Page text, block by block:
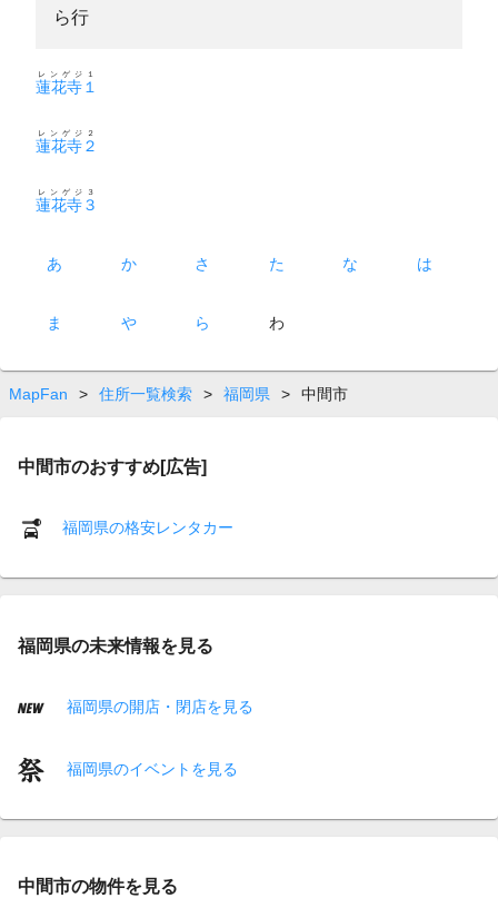
ら行
蓮花寺１
レンゲジ１
蓮花寺２
レンゲジ２
蓮花寺３
レンゲジ３
あ か さ た な は
ま や ら わ
MapFan > 住所一覧検索 > 福岡県 > 中間市
中間市のおすすめ[広告]
福岡県の格安レンタカー
福岡県の未来情報を見る
福岡県の開店・閉店を見る
福岡県のイベントを見る
中間市の物件を見る